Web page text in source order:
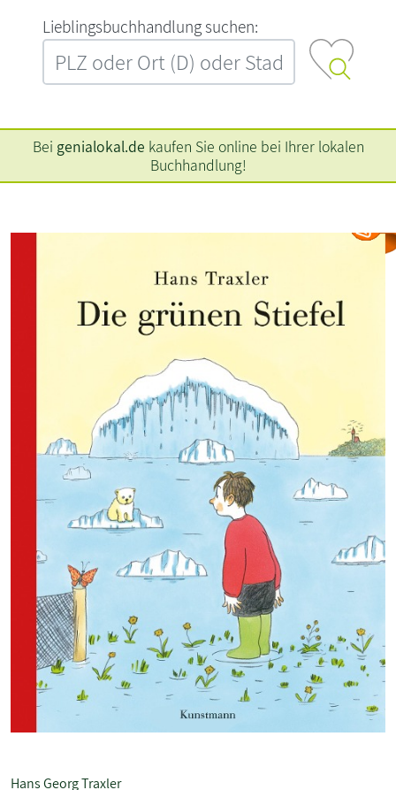
L‍i‍e‍b‍l‍i‍n‍g‍s‍b‍u‍c‍h‍h‍a‍n‍d‍l‍u‍n‍g‍ ‍s‍u‍c‍h‍e‍n‍:‍
Bei genialokal.de kaufen Sie online bei Ihrer lokalen
Buchhandlung!
Hans Georg Traxler